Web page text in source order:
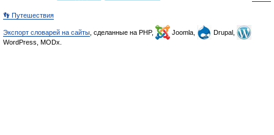
👣 Путешествия
Экспорт словарей на сайты , сделанные на PHP, Joomla,
Drupal,
WordPress, MODx.